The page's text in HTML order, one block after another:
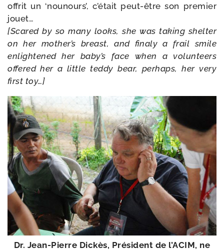
offrit un ‘nou­nours’, c’était peut-​être son pre­mier
jouet…
[Scared by so many looks, she was taking shel­ter
on her mother’s breast, and fina­ly a frail smile
enligh­te­ned her baby’s face when a volun­teers
offe­red her a lit­tle ted­dy bear, per­haps, her very
first toy…]
Dr. Jean-​Pierre Dickès, Président de l’ACIM, ne